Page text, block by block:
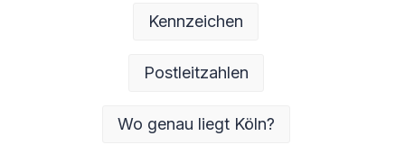
Kennzeichen
Postleitzahlen
Wo genau liegt Köln?